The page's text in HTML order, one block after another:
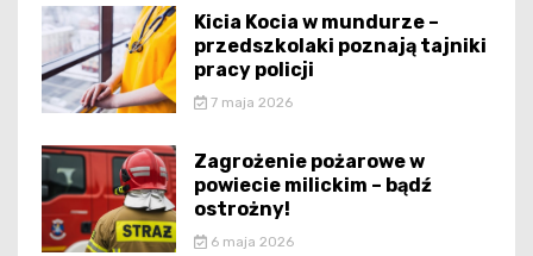
Kicia Kocia w mundurze –
przedszkolaki poznają tajniki
pracy policji
7 maja 2026
Zagrożenie pożarowe w
powiecie milickim – bądź
ostrożny!
6 maja 2026